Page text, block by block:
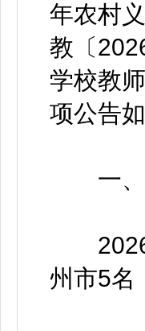
年农村
教〔
学校教
项公告如
一、
2026
州市5名